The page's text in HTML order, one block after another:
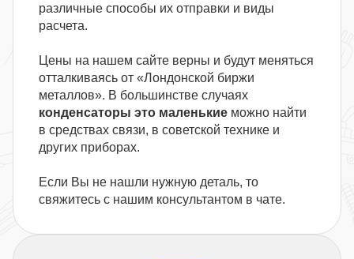
различные способы их отправки и виды
расчета.
Цены на нашем сайте верны и будут меняться
отталкиваясь от «Лондонской биржи
металлов». В большинстве случаях
конденсаторы это маленькие можно найти
в средствах связи, в советской технике и
других приборах.
Если Вы не нашли нужную деталь, то
свяжитесь с нашим консультантом в чате.